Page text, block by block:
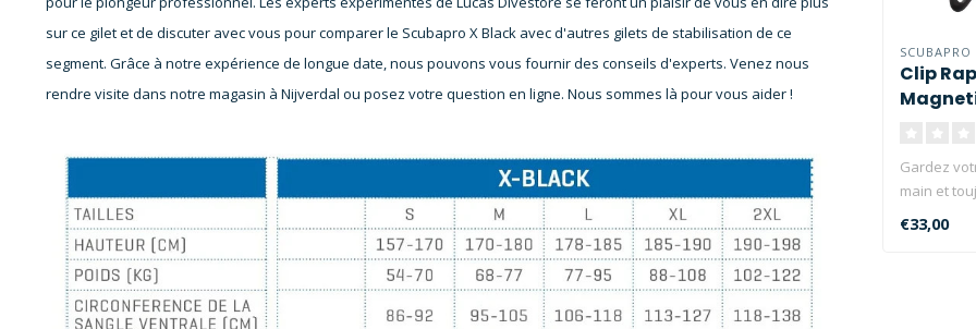
sur ce gilet et de discuter avec vous pour comparer le Scubapro X Black avec d'autres gilets de stabilisation de ce
segment. Grâce à notre expérience de longue date, nous pouvons vous fournir des conseils d'experts. Venez nous
rendre visite dans notre magasin à Nijverdal ou posez votre question en ligne. Nous sommes là pour vous aider !
SCUBAPRO
Clip
Gardez
main et
€33,00